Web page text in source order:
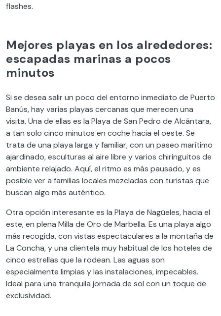
flashes.
Mejores playas en los alrededores:
escapadas marinas a pocos
minutos
Si se desea salir un poco del entorno inmediato de Puerto
Banús, hay varias playas cercanas que merecen una
visita. Una de ellas es la Playa de San Pedro de Alcántara,
a tan solo cinco minutos en coche hacia el oeste. Se
trata de una playa larga y familiar, con un paseo marítimo
ajardinado, esculturas al aire libre y varios chiringuitos de
ambiente relajado. Aquí, el ritmo es más pausado, y es
posible ver a familias locales mezcladas con turistas que
buscan algo más auténtico.
Otra opción interesante es la Playa de Nagüeles, hacia el
este, en plena Milla de Oro de Marbella. Es una playa algo
más recogida, con vistas espectaculares a la montaña de
La Concha, y una clientela muy habitual de los hoteles de
cinco estrellas que la rodean. Las aguas son
especialmente limpias y las instalaciones, impecables.
Ideal para una tranquila jornada de sol con un toque de
exclusividad.